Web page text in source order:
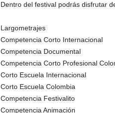
Dentro del festival podrás disfrutar
Largometrajes
Competencia Corto Internacional
Competencia Documental
Competencia Corto Profesional
Corto Escuela Internacional
Corto Escuela Colombia
Competencia Festivalito
Competencia Animación